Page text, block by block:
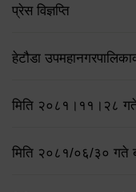
प्रेस विज्ञप्ति
हेटौडा
मिति २०८१।११।२८ गते
मिति २०८१/०६/३० गते